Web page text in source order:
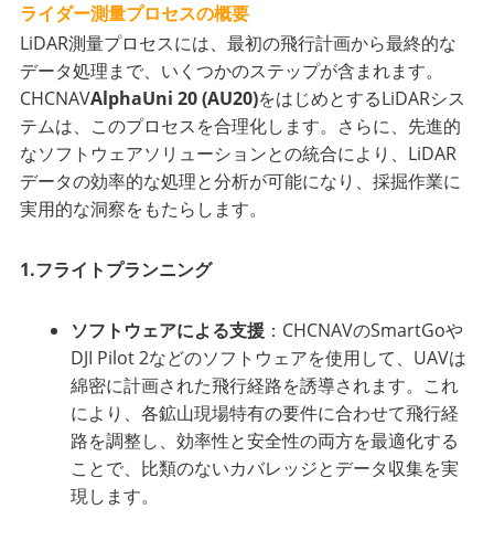
ライダー測量プロセスの概要
LiDAR測量プロセスには、最初の飛行計画から最終的な
データ処理まで、いくつかのステップが含まれます。
CHCNAVAlphaUni 20 (AU20)をはじめとするLiDARシス
テムは、このプロセスを合理化します。さらに、先進的
なソフトウェアソリューションとの統合により、LiDAR
データの効率的な処理と分析が可能になり、採掘作業に
実用的な洞察をもたらします。
1.フライトプランニング
ソフトウェアによる支援 ：CHCNAVのSmartGoや
DJI Pilot 2などのソフトウェアを使用して、UAVは
綿密に計画された飛行経路を誘導されます。これ
により、各鉱山現場特有の要件に合わせて飛行経
路を調整し、効率性と安全性の両方を最適化する
ことで、比類のないカバレッジとデータ収集を実
現します。